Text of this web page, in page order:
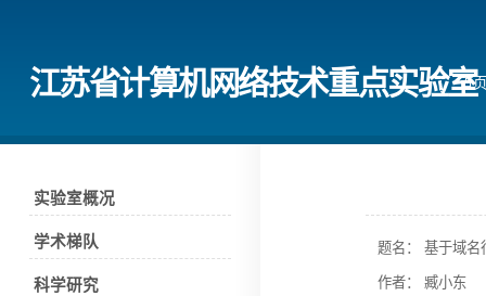
江苏省计算机网络技术重点实验室
首页
题名： 基于域
作者： 臧小东
实验室概况
学术梯队
科学研究